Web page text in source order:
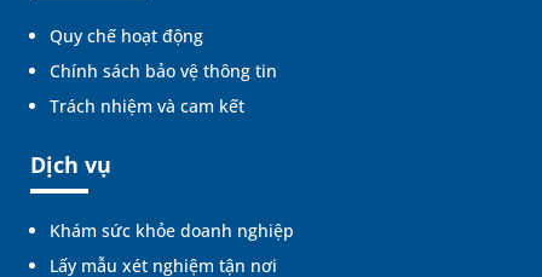
Quy chế hoạt động
Chính sách bảo vệ thông tin
Trách nhiệm và cam kết
Dịch vụ
Khám sức khỏe doanh nghiệp
Lấy mẫu xét nghiệm tận nơi